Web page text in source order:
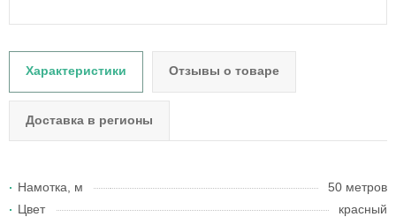
Характеристики Отзывы о товаре
Доставка в регионы
Намотка, м
50 метров
Цвет
красный